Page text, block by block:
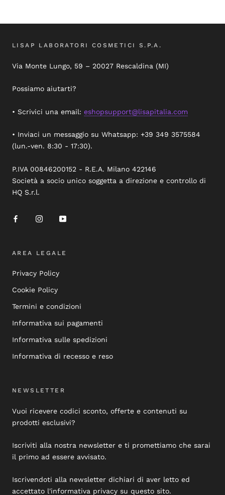
LISAP LABORATORI COSMETICI S.P.A.
Via Monte Lungo, 59 – 20027 Rescaldina (MI)
Possiamo aiutarti?
• Scrivici una email: eshopsupport@lisapitalia.com
• Inviaci un messaggio su Whatsapp: +39 349 3575584
(lun.-ven. 8:30 - 17:30).
P.IVA 00846200152 - R.E.A. Milano 422146
Società a socio unico soggetta a direzione e controllo di
HQ S.r.l.
AREA LEGALE
Privacy Policy
Cookie Policy
Termini e condizioni
Informativa sui pagamenti
Informativa sulle spedizioni
Informativa di recesso e reso
NEWSLETTER
Vuoi ricevere codici sconto, offerte e contenuti su
prodotti esclusivi?
Iscriviti alla nostra newsletter e ti promettiamo che sarai
il primo ad essere avvisato.
Iscrivendoti alla newsletter dichiari di aver letto ed
accettato l'informativa privacy su questo sito.